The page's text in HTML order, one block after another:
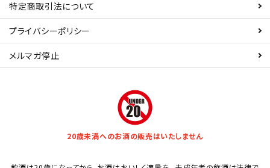
特定商取引法について
プライバシーポリシー
メルマガ停止
20歳未満へのお酒の販売はいたしません